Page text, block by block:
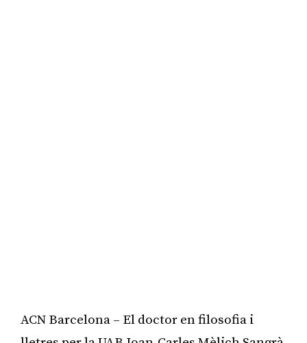
ACN Barcelona – El doctor en filosofia i